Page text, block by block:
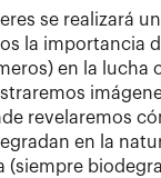
se realizará
la importancia
en la lucha
revelaremos
en la
(siempre